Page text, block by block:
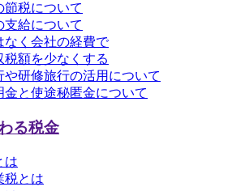
節税について
支給について
なく会社の経費で
税額を少なくする
や研修旅行の活用について
金と使途秘匿金について
る税金
は
税とは